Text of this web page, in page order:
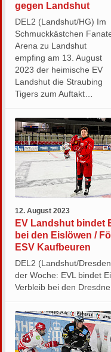
gegen Landshut
DEL2 (Landshut/HG) Im
Schmuckkästchen
Arena zu Landshut
empfing am 13. August
2023 der heimische EV
Landshut die Straubing
Tigers zum Auftakt…
12. August 2023
EV Landshut bindet
bei den Eislöwen /
ESV Kaufbeuren
DEL2 (Landshut/
der Woche: EVL bindet
Verbleib bei den